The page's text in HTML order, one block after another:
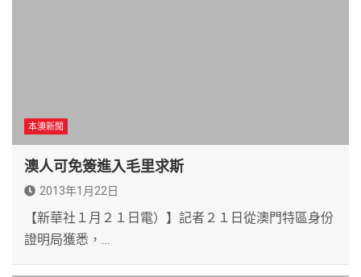
本澳新聞
澳人可免簽進入毛里求斯
2013年1月22日
【新華社１月２１日電）】記者２１日從澳門特區身份
證明局獲悉，…